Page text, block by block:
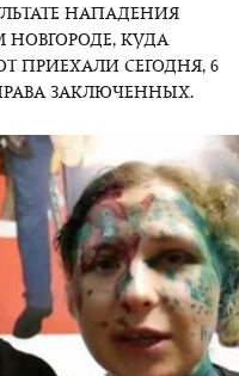
НАПАДЕНИЯ
КУДА
ПРИЕХАЛИ СЕГОДНЯ, 6
ЗАКЛЮЧЕННЫХ.